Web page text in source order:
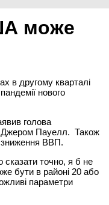
може
в другому кварталі
нового
голова
Джером Пауелл. Також
зниження ВВП.
точно, я б не
бути в районі 20 або
параметри